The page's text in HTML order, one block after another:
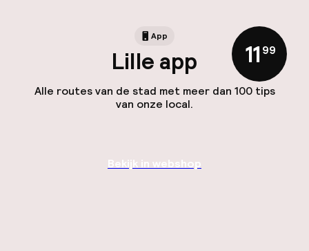
App
Lille app
Alle routes van de stad met meer dan 100 tips
van onze local.
11 ,99
Bekijk in webshop